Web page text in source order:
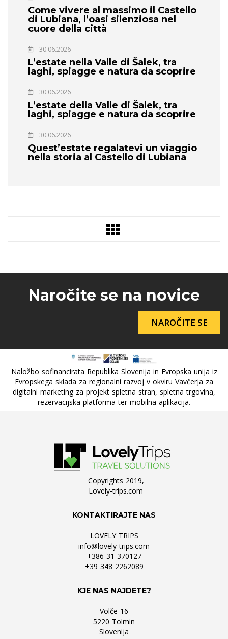
Come vivere al massimo il Castello
di Lubiana, l’oasi silenziosa nel
cuore della città
30.06.2026
L’estate nella Valle di Šalek, tra
laghi, spiagge e natura da scoprire
30.06.2026
L’estate della Valle di Šalek, tra
laghi, spiagge e natura da scoprire
30.06.2026
Quest’estate regalatevi un viaggio
nella storia al Castello di Lubiana
Naročite se na novice
NAROČITE SE
Naložbo sofinancirata Republika Slovenija in Evropska unija iz
Evropskega sklada za regionalni razvoj v okviru Vavčerja za
digitalni marketing za projekt spletna stran, spletna trgovina,
rezervacijska platforma ter mobilna aplikacija.
Copyrights 2019,
Lovely-trips.com
KONTAKTIRAJTE NAS
LOVELY TRIPS
info@lovely-trips.com
+386 31 370127
+39 348 2262089
KJE NAS NAJDETE?
Volče 16
5220 Tolmin
Slovenija